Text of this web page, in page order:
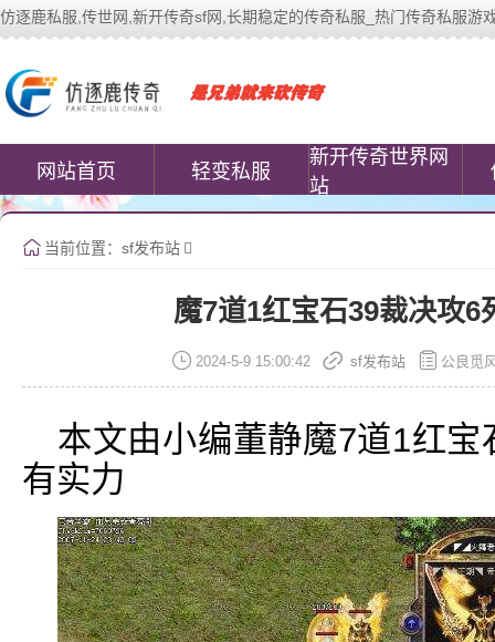
仿逐鹿私服,传世网,新开传奇sf网,长期稳定的传奇私服_热门传奇私服游
网站首页 轻变私服
新开传奇世界网
站
当前位置： sf发布站
魔7道1红宝石39裁决攻6
2024-5-9 15:00:42 sf发布站 公良觅
本文由小编董静魔7道1红
有实力